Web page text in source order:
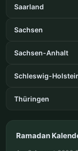
Saarland
Sachsen
Sachsen-Anhalt
Schleswig-
Thüringen
Ramadan